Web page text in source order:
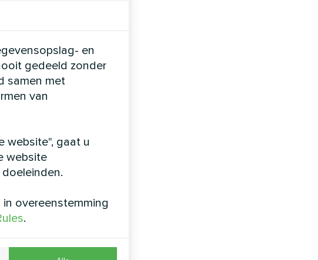
en
gedeeld zonder
samen met
van
website", gaat u
website
overeenstemming
.